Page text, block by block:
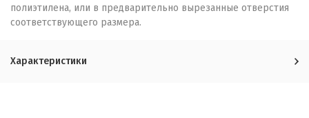
полиэтилена, или в предварительно вырезанные отверстия
соответствующего размера.
Характеристики